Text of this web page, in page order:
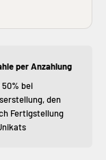
per Anzahlung
50% bei
den
Fertigstellung